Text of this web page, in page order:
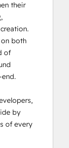
their
both
of
by
of every